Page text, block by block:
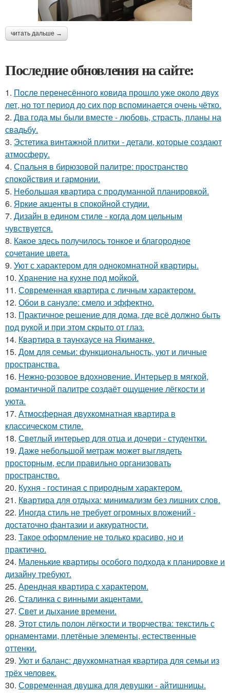
читать дальше →
Последние обновления на сайте:
1. После перенесённого ковида прошло уже около двух
лет, но тот период до сих пор вспоминается очень чётко.
2. Два года мы были вместе - любовь, страсть, планы на
свадьбу.
3. Эстетика винтажной плитки - детали, которые создают
атмосферу.
4. Спальня в бирюзовой палитре: пространство
спокойствия и гармонии.
5. Небольшая квартира с продуманной планировкой.
6. Яркие акценты в спокойной студии.
7. Дизайн в едином стиле - когда дом цельным
чувствуется.
8. Какое здесь получилось тонкое и благородное
сочетание цвета.
9. Уют с характером для однокомнатной квартиры.
10. Хранение на кухне под мойкой.
11. Современная квартира с личным характером.
12. Обои в санузле: смело и эффектно.
13. Практичное решение для дома, где всё должно быть
под рукой и при этом скрыто от глаз.
14. Квартира в таунхаусе на Якиманке.
15. Дом для семьи: функциональность, уют и личные
пространства.
16. Нежно-розовое вдохновение. Интерьер в мягкой,
романтичной палитре создаёт ощущение лёгкости и
уюта.
17. Атмосферная двухкомнатная квартира в
классическом стиле.
18. Светлый интерьер для отца и дочери - студентки.
19. Даже небольшой метраж может выглядеть
просторным, если правильно организовать
пространство.
20. Кухня - гостиная с природным характером.
21. Квартира для отдыха: минимализм без лишних слов.
22. Иногда стиль не требует огромных вложений -
достаточно фантазии и аккуратности.
23. Такое оформление не только красиво, но и
практично.
24. Маленькие квартиры особого подхода к планировке и
дизайну требуют.
25. Арендная квартира с характером.
26. Сталинка с винными акцентами.
27. Свет и дыхание времени.
28. Этот стиль полон лёгкости и творчества: текстиль с
орнаментами, плетёные элементы, естественные
оттенки.
29. Уют и баланс: двухкомнатная квартира для семьи из
трёх человек.
30. Современная двушка для девушки - айтишницы.